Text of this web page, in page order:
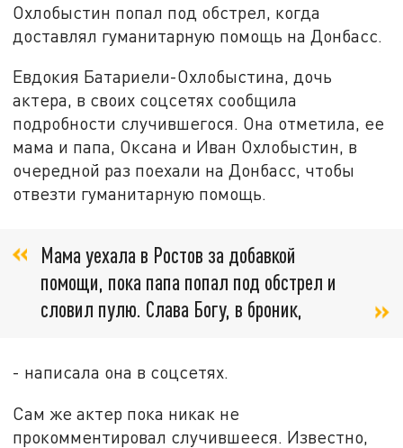
Охлобыстин попал под обстрел, когда
доставлял гуманитарную помощь на Донбасс.
Евдокия Батариели-Охлобыстина, дочь
актера, в своих соцсетях сообщила
подробности случившегося. Она отметила, ее
мама и папа, Оксана и Иван Охлобыстин, в
очередной раз поехали на Донбасс, чтобы
отвезти гуманитарную помощь.
Мама уехала в Ростов за добавкой
помощи, пока папа попал под обстрел и
словил пулю. Слава Богу, в броник,
- написала она в соцсетях.
Сам же актер пока никак не
прокомментировал случившееся. Известно,